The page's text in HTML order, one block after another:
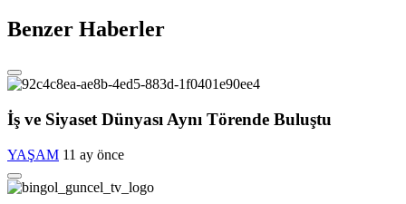
Benzer Haberler
İş ve Siyaset Dünyası Aynı Törende Buluştu
YAŞAM 11 ay önce